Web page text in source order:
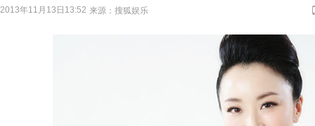
2013年11月13日13:52 来源： 搜狐娱乐